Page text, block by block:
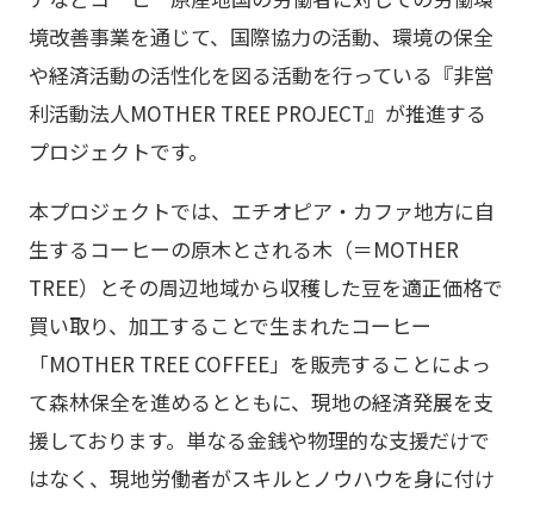
境改善事業を通じて、国際協力の活動、環境の保全
や経済活動の活性化を図る活動を行っている『非営
利活動法人MOTHER TREE PROJECT』が推進する
プロジェクトです。
本プロジェクトでは、エチオピア・カファ地方に自
生するコーヒーの原木とされる木（＝MOTHER
TREE）とその周辺地域から収穫した豆を適正価格で
買い取り、加工することで生まれたコーヒー
「MOTHER TREE COFFEE」を販売することによっ
て森林保全を進めるとともに、現地の経済発展を支
援しております。単なる金銭や物理的な支援だけで
はなく、現地労働者がスキルとノウハウを身に付け